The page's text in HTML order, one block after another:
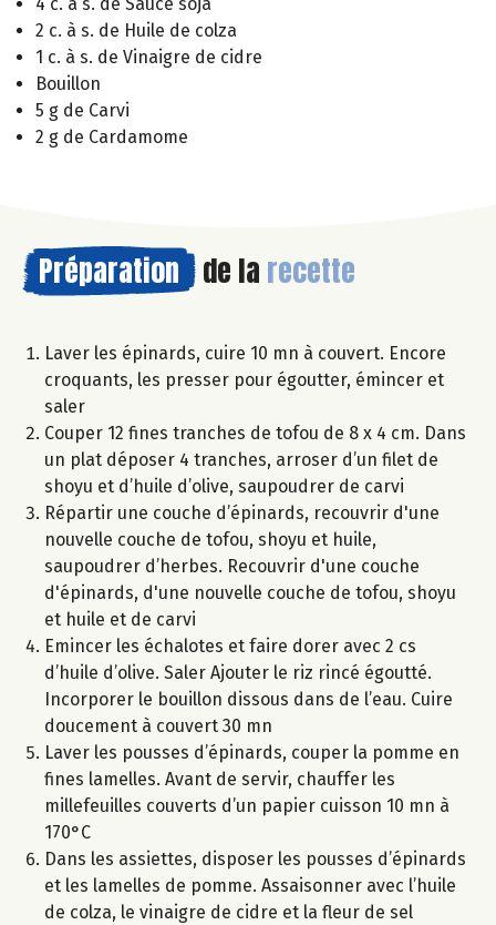
2 c. à s. de Huile de colza
1 c. à s. de Vinaigre de cidre
Bouillon
5 g de Carvi
2 g de Cardamome
Préparation de la recette
Laver les épinards, cuire 10 mn à couvert. Encore
croquants, les presser pour égoutter, émincer et
saler
Couper 12 fines tranches de tofou de 8 x 4 cm. Dans
un plat déposer 4 tranches, arroser d’un filet de
shoyu et d’huile d’olive, saupoudrer de carvi
Répartir une couche d’épinards, recouvrir d'une
nouvelle couche de tofou, shoyu et huile,
saupoudrer d’herbes. Recouvrir d'une couche
d'épinards, d'une nouvelle couche de tofou, shoyu
et huile et de carvi
Emincer les échalotes et faire dorer avec 2 cs
d’huile d’olive. Saler Ajouter le riz rincé égoutté.
Incorporer le bouillon dissous dans de l’eau. Cuire
doucement à couvert 30 mn
Laver les pousses d’épinards, couper la pomme en
fines lamelles. Avant de servir, chauffer les
millefeuilles couverts d’un papier cuisson 10 mn à
170°C
Dans les assiettes, disposer les pousses d’épinards
et les lamelles de pomme. Assaisonner avec l’huile
de colza, le vinaigre de cidre et la fleur de sel